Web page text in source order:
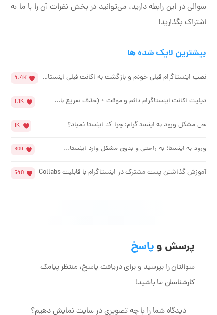
سوالی در این رابطه دارید، می‌توانید در بخش نظرات آن را با ما به
اشتراک بگذارید!
بیشترین لایک شده ها
نصب اینستاگرام قبلی خودم و بازگشت به اکانت قبلی اینستا... 4.4K
دیلیت اکانت اینستاگرام دائم و موقت + (حذف سریع با... 1.1K
حل مشکل ورود به اینستاگرام؛ چرا کد اینستا نمیاد؟ 1K
ورود به اینستا؛ به راحتی و بدون مشکل وارد اینستا... 609
آموزش گذاشتن پست مشترک در اینستاگرام با قابلیت Collabs 540
پرسش و پاسخ
سوالتان را بپرسید و برای دریافت پاسخ، منتظر پیامک
کارشناسان ما باشید!
دیدگاه شما را با چه تصویری در سایت نمایش دهیم؟